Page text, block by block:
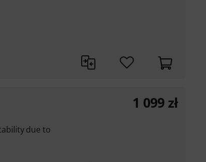
due to
1 099 zł